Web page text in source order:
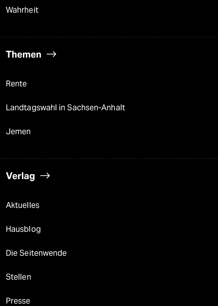
Wahrheit
Themen
Rente
Landtagswahl in Sachsen-Anhalt
Jemen
Verlag
Aktuelles
Hausblog
Die Seitenwende
Stellen
Presse